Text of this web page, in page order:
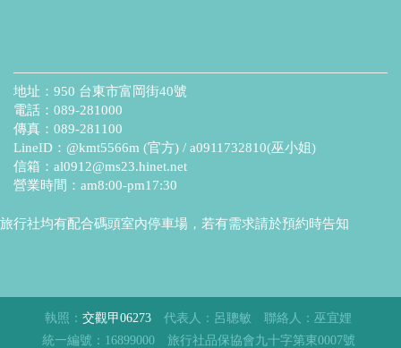
地址：950 台東市富岡街40號
電話：089-281000
傳真：089-281100
LineID：@kmt5566m (官方) / a0911732810(巫小姐)
信箱： al0912@ms23.hinet.net
營業時間：am8:00-pm17:30
旅行社均有配合碼頭室內停車場，若有需求請於預約時告知
執照： 交觀甲06273 代表人：呂聰敏
聯絡人：巫宜娌
統一編號：16899000
旅行社品保協會九十字第東0007號